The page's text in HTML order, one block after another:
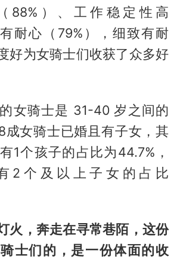
88%）、工作稳定性高
有耐心（79%），细致有耐
好为女骑士们收获了众多好
女骑士是 31-40 岁之间的
成女骑士已婚且有子女，其
1个孩子的占比为44.7%，
2个及以上子女的占比
火，奔走在寻常巷陌，这份
士们的，是一份体面的收